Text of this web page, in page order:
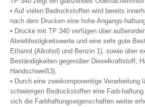
• Auf vielen Bedruckstoffen wird bereits
nach dem Drucken eine hohe Angangs-
• Drucke mit TP 340 verfügen über
Abriebfestigkeitswerte und eine sehr gute
Ethanol (Alkohol) und Benzin 1). sowie über
Beständigkeiten gegenüber Dieselkraftstoff,
Handschweiß3).
• Durch eine zweikomponentige Verarbeitung
schwierigen Bedruckstoffen eine Farb-
sich die Farbhaftungseigenschaften weiter